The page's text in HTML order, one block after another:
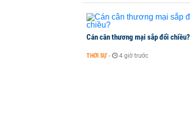
Cán cân thương mại sắp đổi chiều?
THỜI SỰ - 4 giờ trước